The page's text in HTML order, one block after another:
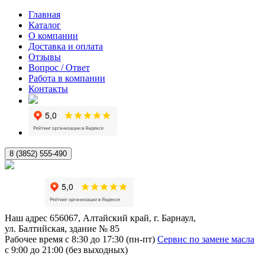
Главная
Каталог
О компании
Доставка и оплата
Отзывы
Вопрос / Ответ
Работа в компании
Контакты
8 (3852) 555-490
Наш адрес 656067, Алтайский край, г. Барнаул,
ул. Балтийская, здание № 85
Рабочее время с 8:30 до 17:30 (пн-пт) Сервис по замене масла
с 9:00 до 21:00 (без выходных)